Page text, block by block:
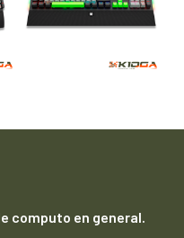
computo en general.